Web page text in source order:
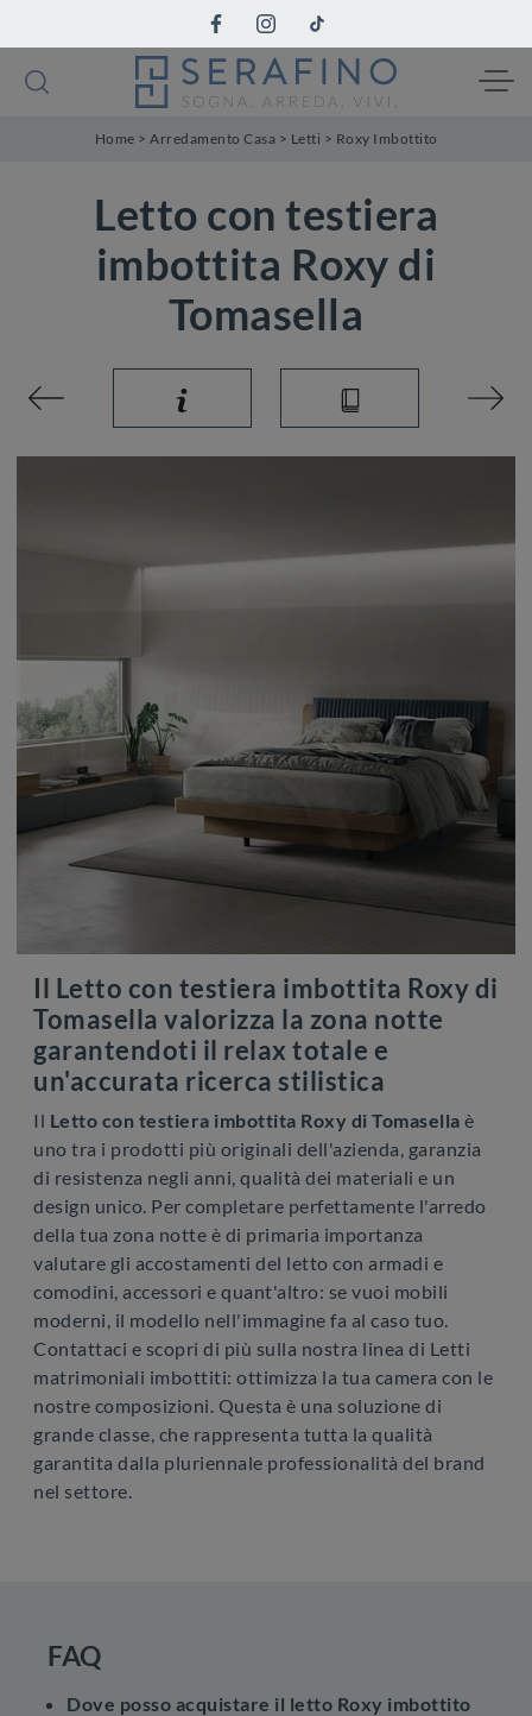
Home > Arredamento Casa > Letti > Roxy Imbottito
Letto con testiera
imbottita Roxy di
Tomasella
Il Letto con testiera imbottita Roxy di
Tomasella valorizza la zona notte
garantendoti il relax totale e
un'accurata ricerca stilistica
Il Letto con testiera imbottita Roxy di Tomasella è
uno tra i prodotti più originali dell'azienda, garanzia
di resistenza negli anni, qualità dei materiali e un
design unico. Per completare perfettamente l'arredo
della tua zona notte è di primaria importanza
valutare gli accostamenti del letto con armadi e
comodini, accessori e quant'altro: se vuoi mobili
moderni, il modello nell'immagine fa al caso tuo.
Contattaci e scopri di più sulla nostra linea di Letti
matrimoniali imbottiti: ottimizza la tua camera con le
nostre composizioni. Questa è una soluzione di
grande classe, che rappresenta tutta la qualità
garantita dalla pluriennale professionalità del brand
nel settore.
FAQ
Dove posso acquistare il letto Roxy imbottito